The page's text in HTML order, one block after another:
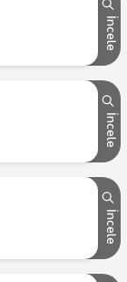
İncele
İncele
İncele